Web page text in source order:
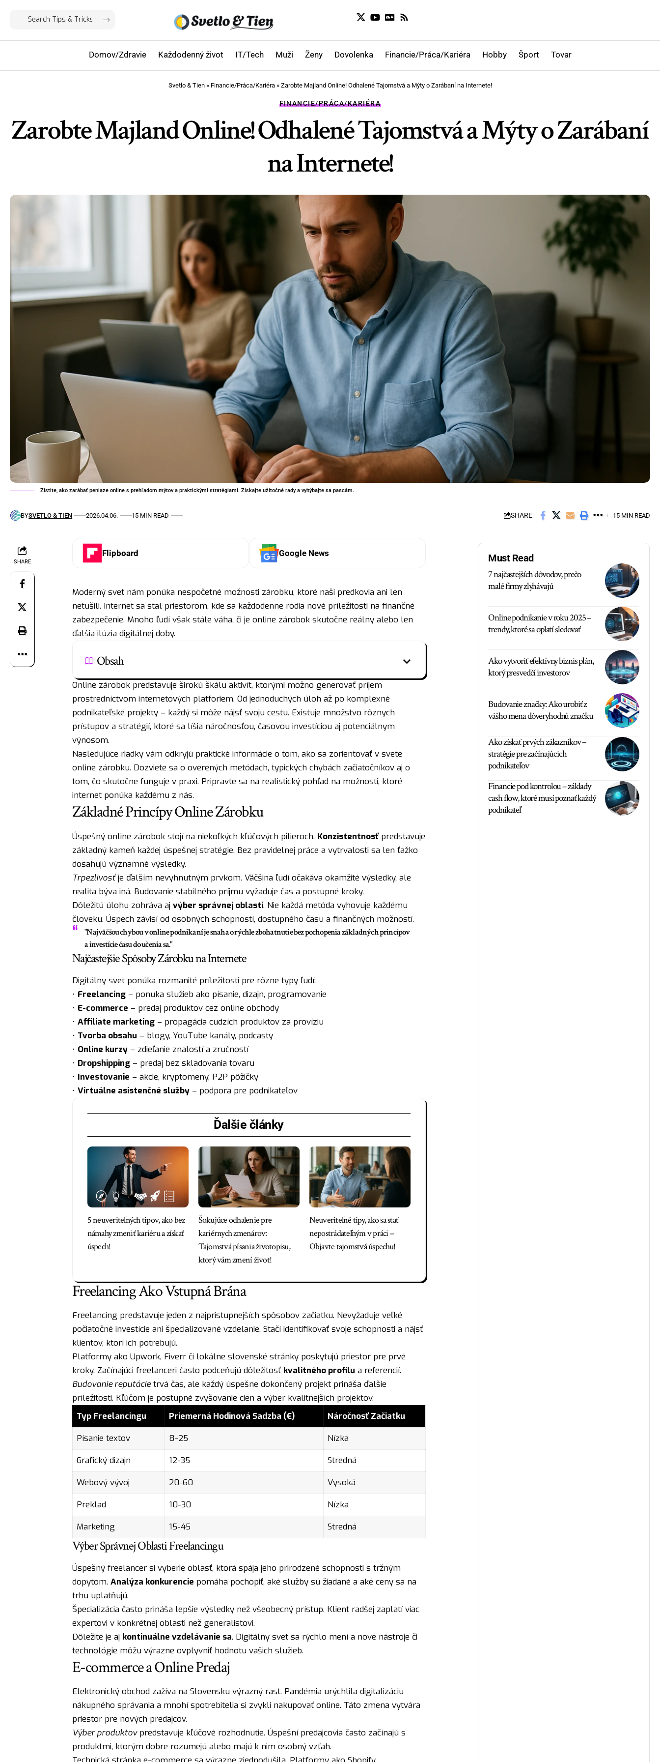
Domov/Zdravie Každodenný život IT/Tech Muži Ženy Dovolenka Financie/Práca/Kariéra Hobby Šport Tovar
Svetlo & Tien» Financie/Práca/Kariéra» Zarobte Majland Online! Odhalené Tajomstvá a Mýty o Zarábaní na Internete!
FINANCIE/PRÁCA/KARIÉRA
Zarobte Majland Online! Odhalené Tajomstvá a Mýty o Zarábaní
na Internete!
Zistite, ako zarábať peniaze online s prehľadom mýtov a praktickými stratégiami. Získajte užitočné rady a vyhýbajte sa pascám.
BYSVETLO & TIEN 2026.04.06. 15 MIN READ SHARE 15 MIN READ
SHARE
Flipboard Google News
Moderný svet nám ponúka nespočetné možnosti zárobku, ktoré naši predkovia ani len
netušili. Internet sa stal priestorom, kde sa každodenne rodia nové príležitosti na finančné
zabezpečenie. Mnoho ľudí však stále váha, či je online zárobok skutočne reálny alebo len
ďalšia ilúzia digitálnej doby.
Obsah
Online zárobok predstavuje širokú škálu aktivít, ktorými možno generovať príjem
prostredníctvom internetových platforiem. Od jednoduchých úloh až po komplexné
podnikateľské projekty – každý si môže nájsť svoju cestu. Existuje množstvo rôznych
prístupov a stratégií, ktoré sa líšia náročnosťou, časovou investíciou aj potenciálnym
výnosom.
Nasledujúce riadky vám odkryjú praktické informácie o tom, ako sa zorientovať v svete
online zárobku. Dozviete sa o overených metódach, typických chybách začiatočníkov aj o
tom, čo skutočne funguje v praxi. Pripravte sa na realistický pohľad na možnosti, ktoré
internet ponúka každému z nás.
Základné Princípy Online Zárobku
Úspešný online zárobok stojí na niekoľkých kľúčových pilieroch. Konzistentnosťpredstavuje
základný kameň každej úspešnej stratégie. Bez pravidelnej práce a vytrvalosti sa len ťažko
dosahujú významné výsledky.
Trpezlivosťje ďalším nevyhnutným prvkom. Väčšina ľudí očakáva okamžité výsledky, ale
realita býva iná. Budovanie stabilného príjmu vyžaduje čas a postupné kroky.
Dôležitú úlohu zohráva aj výber správnej oblasti. Nie každá metóda vyhovuje každému
človeku. Úspech závisí od osobných schopností, dostupného času a finančných možností.
"Najväčšou chybou v online podnikaní je snaha o rýchle zbohatnutie bez pochopenia základných princípov
a investície času do učenia sa."
Najčastejšie Spôsoby Zárobku na Internete
Digitálny svet ponúka rozmanité príležitosti pre rôzne typy ľudí:
• Freelancing– ponuka služieb ako písanie, dizajn, programovanie
• E-commerce – predaj produktov cez online obchody
• Affiliate marketing– propagácia cudzích produktov za províziu
• Tvorba obsahu – blogy, YouTube kanály, podcasty
• Online kurzy– zdieľanie znalostí a zručností
• Dropshipping– predaj bez skladovania tovaru
• Investovanie – akcie, kryptomeny, P2P pôžičky
• Virtuálne asistenčné služby– podpora pre podnikateľov
Ďalšie články
5 neuveriteľných tipov, ako bez
námahy zmeniť kariéru a získať
úspech!
Šokujúce odhalenie pre
kariérnych zmenárov:
Tajomstvá písania životopisu,
ktorý vám zmení život!
Neuveriteľné tipy, ako sa stať
nepostrádateľným v práci –
Objavte tajomstvá úspechu!
Freelancing Ako Vstupná Brána
Freelancing predstavuje jeden z najpristupnejších spôsobov začiatku. Nevyžaduje veľké
počiatočné investície ani špecializované vzdelanie. Stačí identifikovať svoje schopnosti a nájsť
klientov, ktorí ich potrebujú.
Platformy ako Upwork, Fiverr či lokálne slovenské stránky poskytujú priestor pre prvé
kroky. Začínajúci freelanceri často podceňujú dôležitosť kvalitného profilu a referencií.
Budovanie reputácietrvá čas, ale každý úspešne dokončený projekt prináša ďalšie
príležitosti. Kľúčom je postupné zvyšovanie cien a výber kvalitnejších projektov.
Typ Freelancingu
Priemerná Hodinová Sadzba (€)
Náročnosť Začiatku
Písanie textov
8-25
Nízka
Grafický dizajn
12-35
Stredná
Webový vývoj
20-60
Vysoká
Preklad
10-30
Nízka
Marketing
15-45 Stredná
Výber Správnej Oblasti Freelancingu
Úspešný freelancer si vyberie oblasť, ktorá spája jeho prirodzené schopnosti s tržným
dopytom. Analýza konkurencie pomáha pochopiť, aké služby sú žiadané a aké ceny sa na
trhu uplatňujú.
Špecializácia často prináša lepšie výsledky než všeobecný prístup. Klient radšej zaplatí viac
expertovi v konkrétnej oblasti než generalistovi.
Dôležité je aj kontinuálne vzdelávanie sa. Digitálny svet sa rýchlo mení a nové nástroje či
technológie môžu výrazne ovplyvniť hodnotu vašich služieb.
E-commerce a Online Predaj
Elektronický obchod zažíva na Slovensku výrazný rast. Pandémia urýchlila digitalizáciu
nákupného správania a mnohí spotrebitelia si zvykli nakupovať online. Táto zmena vytvára
priestor pre nových predajcov.
Výber produktovpredstavuje kľúčové rozhodnutie. Úspešní predajcovia často začínajú s
produktmi, ktorým dobre rozumejú alebo majú k nim osobný vzťah.
Must Read
7 najčastejších dôvodov, prečo
malé firmy zlyhávajú
Online podnikanie v roku 2025 –
trendy, ktoré sa oplatí sledovať
Ako vytvoriť efektívny biznis plán,
ktorý presvedčí investorov
Budovanie značky: Ako urobiť z
vášho mena dôveryhodnú značku
Ako získať prvých zákazníkov –
stratégie pre začínajúcich
podnikateľov
Financie pod kontrolou – základy
cash flow, ktoré musí poznať každý
podnikateľ